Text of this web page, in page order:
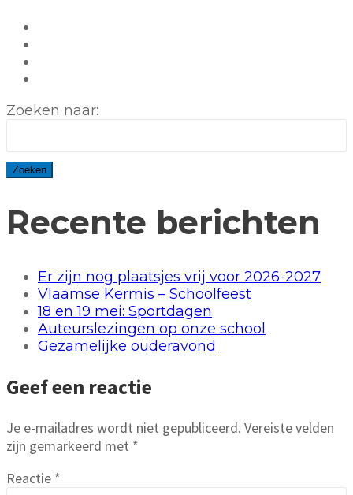
Zoeken naar:
Recente berichten
Er zijn nog plaatsjes vrij voor 2026-2027
Vlaamse Kermis – Schoolfeest
18 en 19 mei: Sportdagen
Auteurslezingen op onze school
Gezamelijke ouderavond
Geef een reactie
Je e-mailadres wordt niet gepubliceerd. Vereiste velden
zijn gemarkeerd met *
Reactie *